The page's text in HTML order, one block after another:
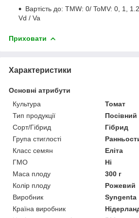
Вартість до: TMW: 0/ ToMV: 0, 1,
Vd / Va
Приховати
Характеристики
Основні атрибути
Культура
Томат
Тип продукції
Посівний
Сорт/Гібрид
Гібрид
Група стиглості
Класс семян
Еліта
ГМО
Ні
Маса плоду
300 г
Колір плоду
Рожевий
Виробник
Syngenta
Країна виробник